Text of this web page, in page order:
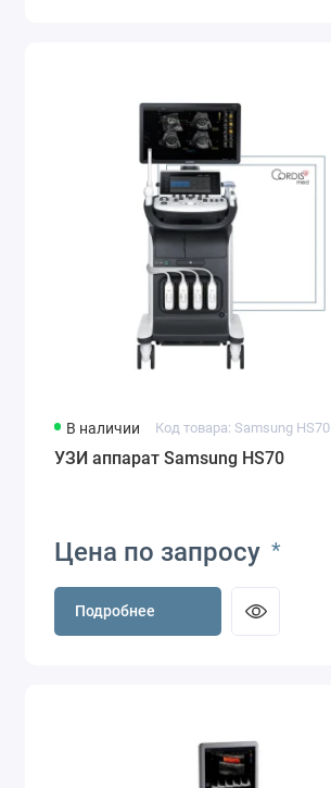
В наличии Код товара: Samsung HS70
УЗИ аппарат Samsung HS70
Цена по запросу *
Подробнее